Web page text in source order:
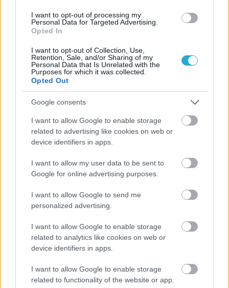
I want to opt-out of processing my
Personal Data for Targeted Advertising.
Opted In
I want to opt-out of Collection, Use,
Retention, Sale, and/or Sharing of my
Personal Data that Is Unrelated with the
Purposes for which it was collected.
Opted Out
Google consents
I want to allow Google to enable storage
related to advertising like cookies on web or
device identifiers in apps.
I want to allow my user data to be sent to
Google for online advertising purposes.
I want to allow Google to send me
personalized advertising.
I want to allow Google to enable storage
related to analytics like cookies on web or
device identifiers in apps.
I want to allow Google to enable storage
related to functionality of the website or app.